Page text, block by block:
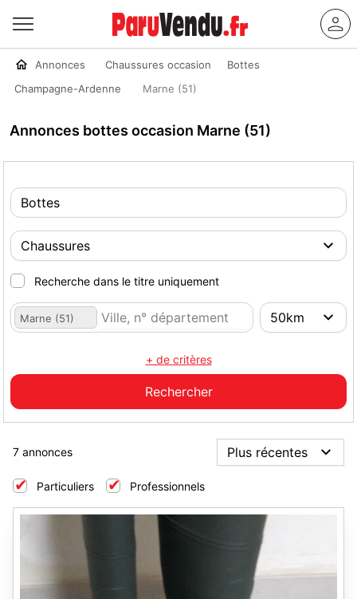
Annonces Chaussures occasion
Bottes
Champagne-Ardenne
Marne (51)
Annonces bottes occasion Marne (51)
Recherche dans le titre uniquement
Marne (51)
+ de critères
7 annonces
Particuliers Professionnels